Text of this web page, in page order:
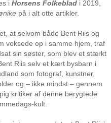
i Horsens Folkeblad i 2019,
på i alt otte artikler.
at selvom både Bent Riis og
voksede op i samme hjem, traf
sin søster, som blev et stærkt
Riis selv et kært bysbarn i
som fotograf, kunstner,
og – ikke mindst – gennem
kritiker af denne berygtede
kult.